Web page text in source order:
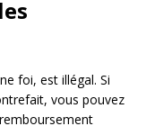
foi, est illégal. Si
vous pouvez